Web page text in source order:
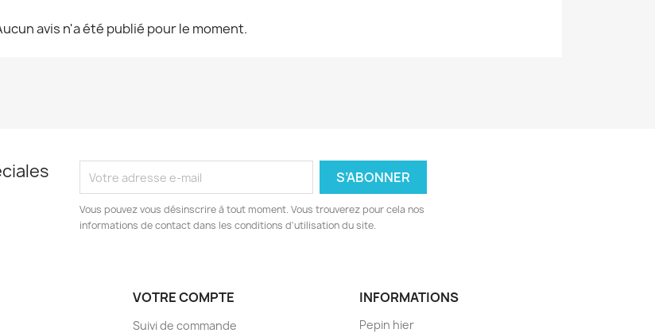
avis n'a été publié pour le moment.
Vous pouvez vous désinscrire à tout moment. Vous trouverez pour cela nos
informations de contact dans les conditions d'utilisation du site.
VOTRE COMPTE
Suivi de commande
INFORMATIONS
Pepin hier